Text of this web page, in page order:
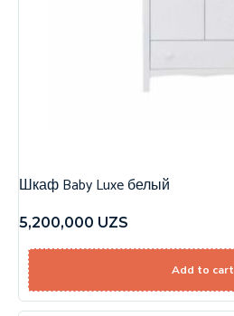
Шкаф Baby Luxe белый
5,200,000 UZS
Add to cart